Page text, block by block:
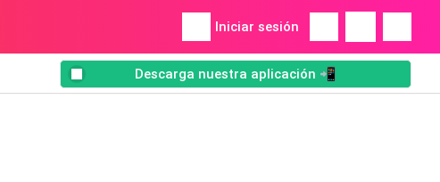
Iniciar sesión
Descarga nuestra aplicación 📲